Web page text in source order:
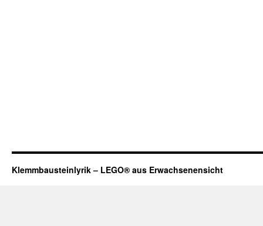
Klemmbausteinlyrik – LEGO® aus Erwachsenensicht